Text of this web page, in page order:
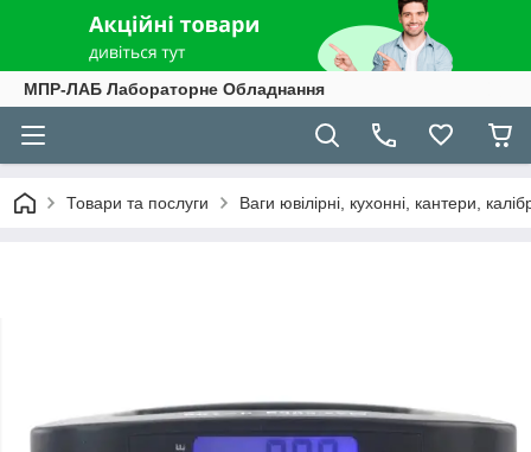
МПР-ЛАБ Лабораторне Обладнання
Товари та послуги Ваги ювілірні, кухонні, кантери,